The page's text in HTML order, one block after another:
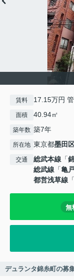
賃料 17.15万円
面積 40.94㎡
築年数 築7年
所在地 東京都墨田
交通 総武本線 「
総武線 「亀
都営浅草線 「
無
デュランタ錦糸町の募